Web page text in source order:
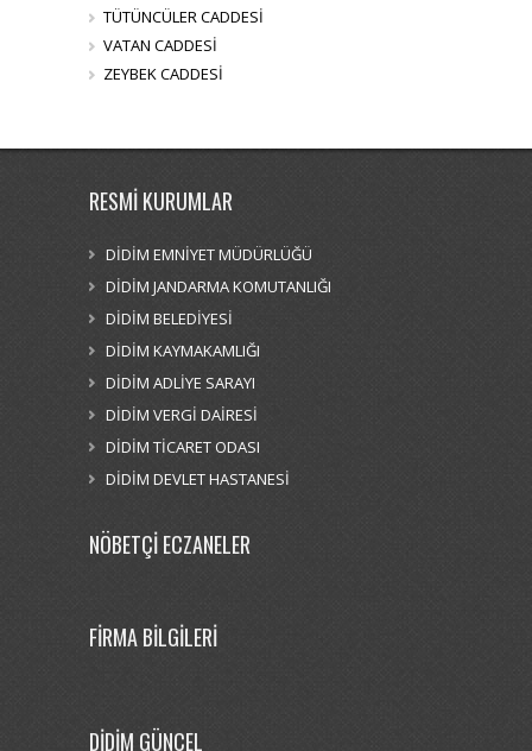
TÜTÜNCÜLER CADDESİ
VATAN CADDESİ
ZEYBEK CADDESİ
RESMİ KURUMLAR
DİDİM EMNİYET MÜDÜRLÜĞÜ
DİDİM JANDARMA KOMUTANLIĞI
DİDİM BELEDİYESİ
DİDİM KAYMAKAMLIĞI
DİDİM ADLİYE SARAYI
DİDİM VERGİ DAİRESİ
DİDİM TİCARET ODASI
DİDİM DEVLET HASTANESİ
NÖBETÇİ ECZANELER
FİRMA BİLGİLERİ
DİDİM GÜNCEL